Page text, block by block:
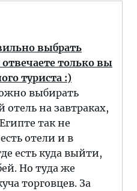
выбрать
только вы
туриста :)
выбирать
отель на завтраках,
так не
отели и в
есть куда выйти,
Но туда же
торговцев. За